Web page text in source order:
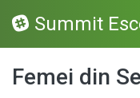
Summit
Femei din